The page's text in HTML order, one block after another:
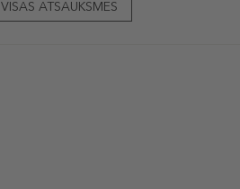
VISAS ATSAUKSMES